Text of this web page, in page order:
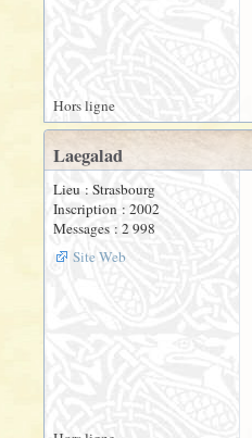
Hors ligne
Laegalad
Lieu : Strasbourg
Inscription : 2002
Messages : 2 998
Site Web